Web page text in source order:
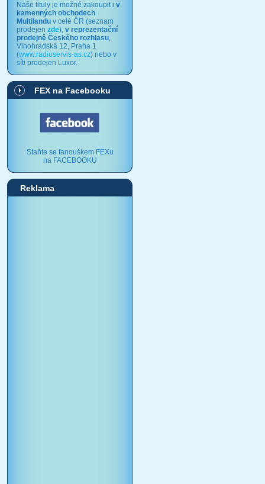
Naše tituly je možné zakoupit i v
kamenných obchodech
Multilandu v celé ČR (seznam
prodejen zde), v reprezentační
prodejně Českého rozhlasu,
Vinohradská 12, Praha 1
(www.radioservis-as.cz) nebo v
síti prodejen Luxor.
FEX na Facebooku
Staňte se fanouškem FEXu
na FACEBOOKU
Reklama